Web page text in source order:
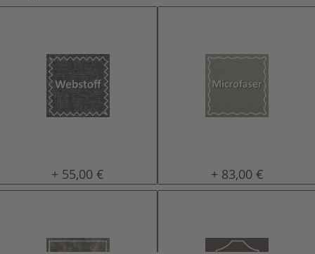
Stoffbezug
+ 55,00 € Microfaser
+ 83,00 €